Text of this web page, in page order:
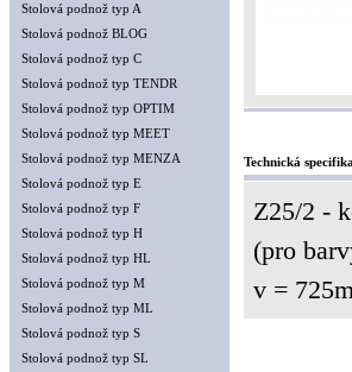
Stolová podnož typ A
Stolová podnož BLOG
Stolová podnož typ C
Stolová podnož typ TENDR
Stolová podnož typ OPTIM
Stolová podnož typ MEET
Stolová podnož typ MENZA
Stolová podnož typ E
Stolová podnož typ F
Stolová podnož typ H
Stolová podnož typ HL
Stolová podnož typ M
Stolová podnož typ ML
Stolová podnož typ S
Stolová podnož typ SL
Technická
Z25/2 -
(pro
v =